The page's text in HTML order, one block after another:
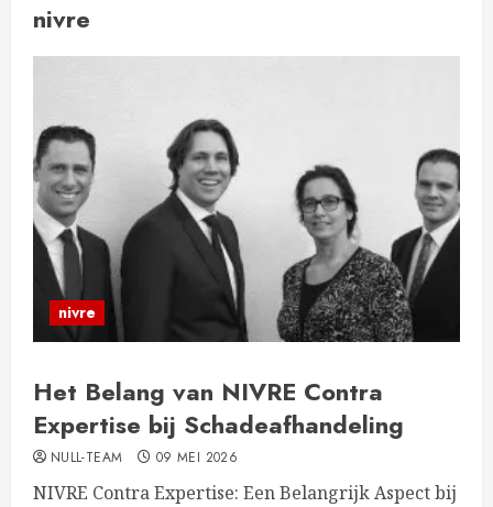
nivre
nivre
Het Belang van NIVRE Contra
Expertise bij Schadeafhandeling
NULL-TEAM 09 MEI 2026
NIVRE Contra Expertise: Een Belangrijk Aspect bij